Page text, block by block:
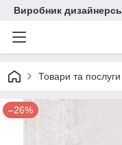
Виробник
Товари та послуги
–26%